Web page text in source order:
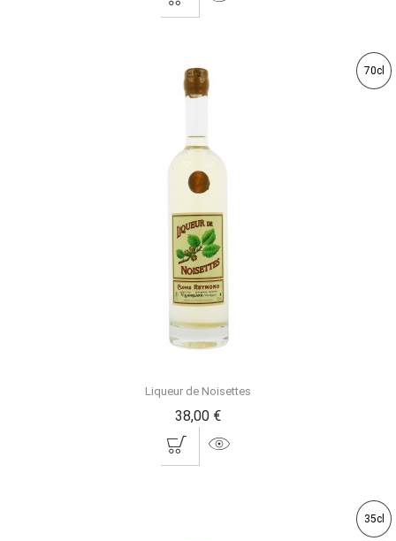
70cl
Liqueur de Noisettes
38,00 €
35cl